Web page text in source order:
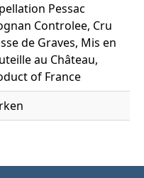
Pessac
Controlee, Cru
de Graves, Mis en
au Château,
of France